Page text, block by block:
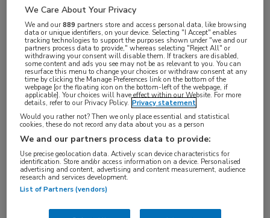
Log hier in om volledige
toegang te krijgen.
Vakgebieden:
Longziekten
Tags:
asbest
We Care About Your Privacy
We and our889 partners store and access personal data, like browsing
data or unique identifiers, on your device. Selecting "I Accept" enables
tracking technologies to support the purposes shown under "we and our
partners process data to provide," whereas selecting "Reject All" or
withdrawing your consent will disable them. If trackers are disabled,
some content and ads you see may not be as relevant to you. You can
resurface this menu to change your choices or withdraw consent at any
time by clicking the Manage Preferences link on the bottom of the
webpage [or the floating icon on the bottom-left of the webpage, if
applicable]. Your choices will have effect within our Website. For more
details, refer to our Privacy Policy. Privacy statement
Would you rather not? Then we only place essential and statistical
cookies, these do not record any data about you as a person
We and our partners process data to provide:
Use precise geolocation data. Actively scan device characteristics for
identification. Store and/or access information on a device. Personalised
advertising and content, advertising and content measurement, audience
research and services development.
List of Partners (vendors)